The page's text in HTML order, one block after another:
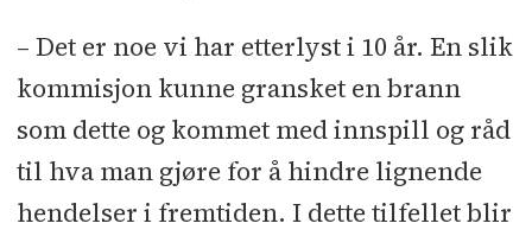
– Det er noe vi har etterlyst i 10 år. En slik
kommisjon kunne gransket en brann
som dette og kommet med innspill og råd
til hva man gjøre for å hindre lignende
hendelser i fremtiden. I dette tilfellet blir